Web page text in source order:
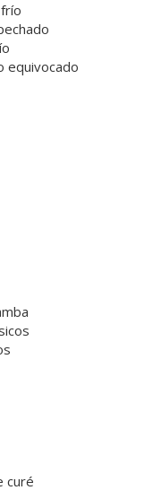
equivocado
curé